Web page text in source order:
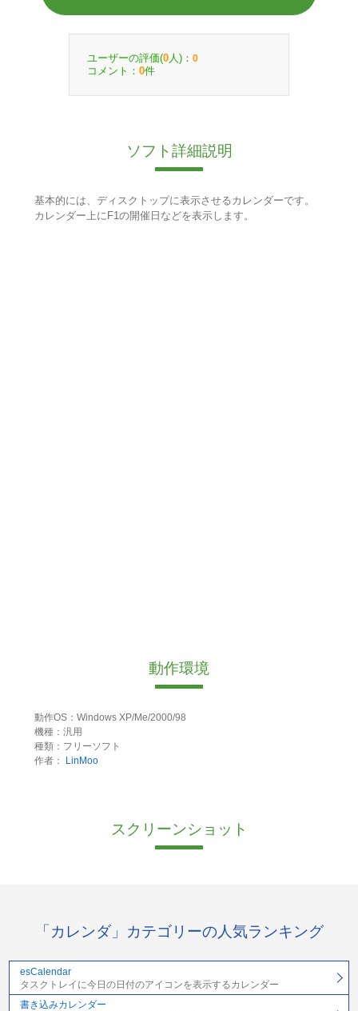
ユーザーの評価(0 人)： 0
コメント： 0件
ソフト詳細説明
基本的には、ディスクトップに表示させるカレンダーです。
カレンダー上にF1の開催日などを表示します。
動作環境
動作OS：Windows XP/Me/2000/98
機種：汎用
種類：フリーソフト
作者：
LinMoo
スクリーンショット
「カレンダ」カテゴリーの人気ランキング
esCalendar
タスクトレイに今日の日付のアイコンを表示するカレンダー
書き込みカレンダー